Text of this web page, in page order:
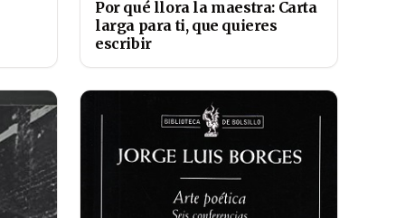
Por qué llora la maestra: Carta
larga para ti, que quieres
escribir